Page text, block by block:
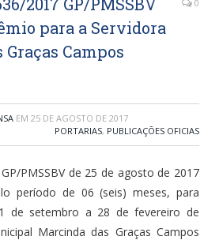
para a Servidora
Campos
0
EM 25 DE AGOSTO DE 2017
PORTARIAS, PUBLICAÇÕES OFICIAS
PMSSBV de 25 de agosto de 2017
período de 06 (seis) meses, para
de setembro a 28 de fevereiro de
Marcinda das Graças Campos